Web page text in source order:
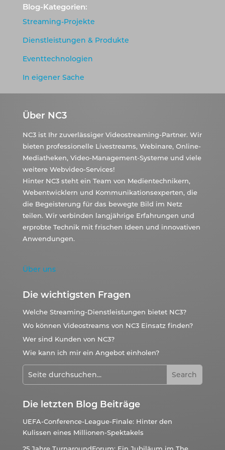
Blog-Kategorien:
Streaming-Projekte
Dienstleistungen & Produkte
Eventtechnologien
In eigener Sache
Über NC3
NC3 ist Ihr zuverlässiger Videostreaming-Partner. Wir
bieten professionelle Livestreams, Webinare, Online-
Mediatheken, Video-Management-Systeme und viele
weitere Webvideo-Services!
Hinter NC3 steht ein Team von Medientechnikern,
Webentwicklern und Kommunikationsexperten, die
die Begeisterung für das bewegte Bild im Netz
teilen. Wir verbinden langjährige Erfahrungen und
erprobte Technik mit frischen Ideen und innovativen
Anwendungen.
Über uns
Die wichtigsten Fragen
Welche Streaming-Dienstleistungen bietet NC3?
Wo können Videostreams von NC3 Einsatz finden?
Wer sind Kunden von NC3?
Wie kann ich mir ein Angebot einholen?
Die letzten Blog Beiträge
UEFA-Conference-League-Finale: Hinter den
Kulissen eines Millionen-Spektakels